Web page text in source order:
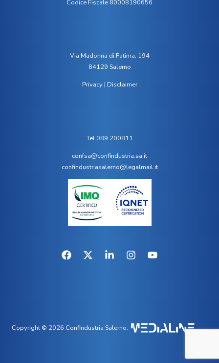
Codice Fiscale 80008190656
Via Madonna di Fatima, 194
84129 Salerno
Privacy| Disclaimer
Tel 089 200811
confsa@confindustria.sa.it
confindustriasalerno@legalmail.it
Copyright © 2026 Confindustria Salerno.